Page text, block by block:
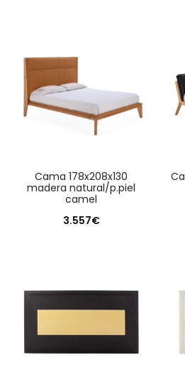
cama 178x208x130
madera natural/p.piel
camel
3.557€
cama 157x224x75 madera